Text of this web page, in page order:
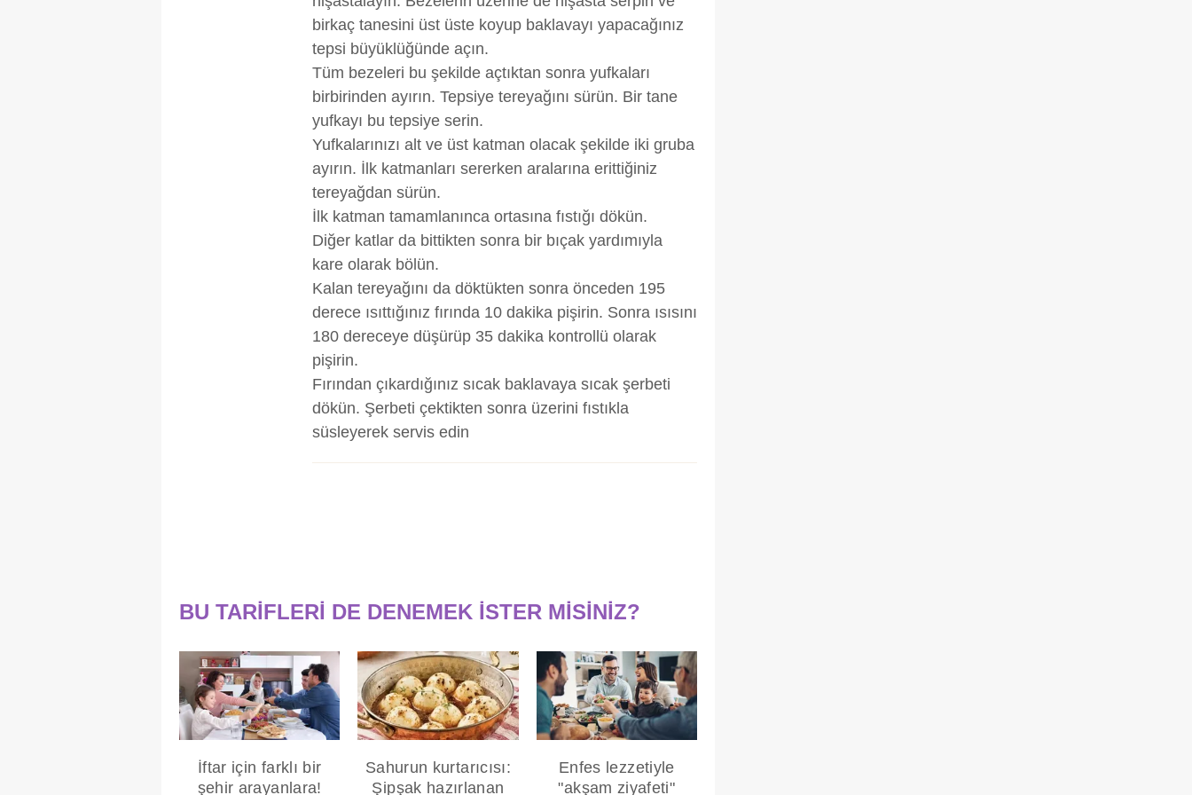
mevzuata uygun olarak kullanılan çerezlerle ilgili bilgi almak için lütfen
birkaç tanesini üst üste koyup baklavayı yapacağınız
tepsi büyüklüğünde açın.
Tüm bezeleri bu şekilde açtıktan sonra yufkaları
birbirinden ayırın. Tepsiye tereyağını sürün. Bir tane
yufkayı bu tepsiye serin.
Yufkalarınızı alt ve üst katman olacak şekilde iki gruba
ayırın. İlk katmanları sererken aralarına erittiğiniz
tereyağdan sürün.
İlk katman tamamlanınca ortasına fıstığı dökün.
Diğer katlar da bittikten sonra bir bıçak yardımıyla
kare olarak bölün.
Kalan tereyağını da döktükten sonra önceden 195
derece ısıttığınız fırında 10 dakika pişirin. Sonra ısısını
180 dereceye düşürüp 35 dakika kontrollü olarak
pişirin.
Fırından çıkardığınız sıcak baklavaya sıcak şerbeti
dökün. Şerbeti çektikten sonra üzerini fıstıkla
süsleyerek servis edin
BU TARİFLERİ DE DENEMEK İSTER MİSİNİZ?
İftar için farklı bir
şehir arayanlara!
Sahurun kurtarıcısı:
Şipşak hazırlanan
Enfes lezzetiyle
"akşam ziyafeti"